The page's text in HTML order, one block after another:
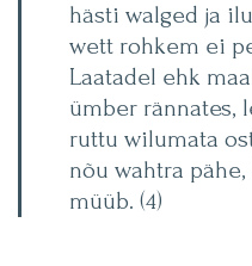
hästi walged ja
wett rohkem ei
Laatadel ehk
ümber rännates,
ruttu wilumata
nõu wahtra
müüb. (4)